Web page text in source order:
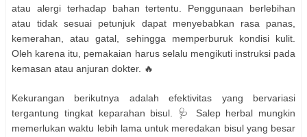
atau alergi terhadap bahan tertentu. Penggunaan berlebihan
atau tidak sesuai petunjuk dapat menyebabkan rasa panas,
kemerahan, atau gatal, sehingga memperburuk kondisi kulit.
Oleh karena itu, pemakaian harus selalu mengikuti instruksi pada
kemasan atau anjuran dokter. 🔥
Kekurangan berikutnya adalah efektivitas yang bervariasi
tergantung tingkat keparahan bisul. 🩺 Salep herbal mungkin
memerlukan waktu lebih lama untuk meredakan bisul yang besar